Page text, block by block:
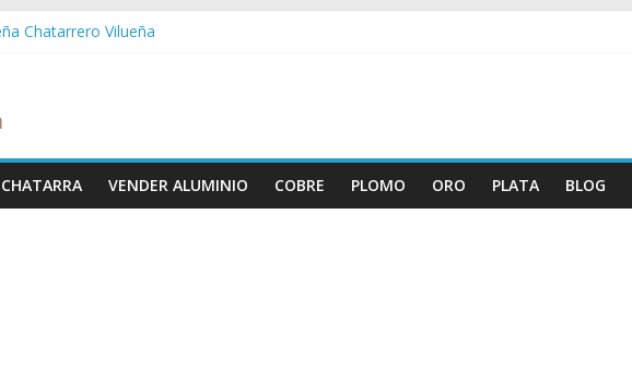
Chatarrero Vilueña
Chatarrero Zaida
Chatarrero Vistabella
VENDER ALUMINIO COBRE PLOMO ORO PLATA BLOG